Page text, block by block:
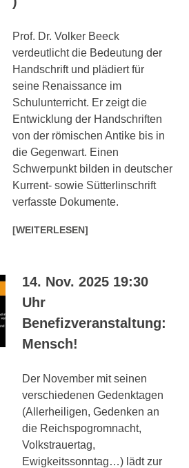
Prof. Dr. Volker Beeck
verdeutlicht die Bedeutung der
Handschrift und plädiert für
seine Renaissance im
Schulunterricht. Er zeigt die
Entwicklung der Handschriften
von der römischen Antike bis in
die Gegenwart. Einen
Schwerpunkt bilden in deutscher
Kurrent- sowie Sütterlinschrift
verfasste Dokumente.
[WEITERLESEN]
14. Nov. 2025 19:30
Uhr
Benefizveranstaltung:
Mensch!
Der November mit seinen
verschiedenen Gedenktagen
(Allerheiligen, Gedenken an
die Reichspogromnacht,
Volkstrauertag,
Ewigkeitssonntag…) lädt zur